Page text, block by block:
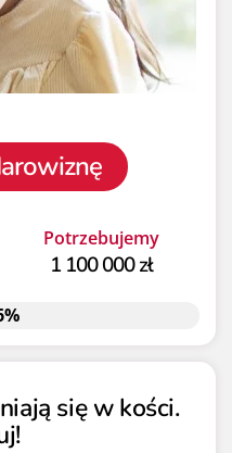
Potrzebujemy
1 100 000 zł
się w kości.